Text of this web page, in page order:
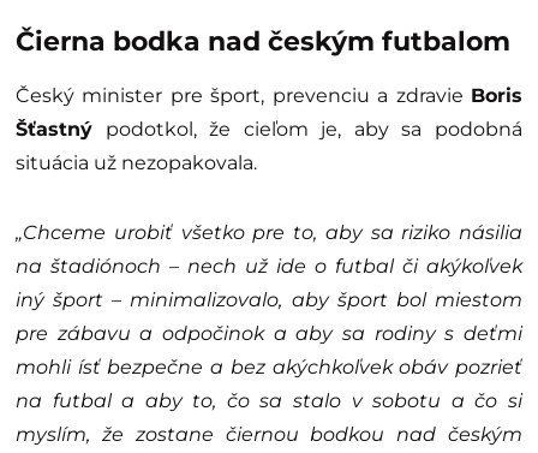
Čierna bodka nad českým futbalom
Český minister pre šport, prevenciu a zdravie Boris
Šťastný podotkol, že cieľom je, aby sa podobná
situácia už nezopakovala.
„Chceme urobiť všetko pre to, aby sa riziko násilia
na štadiónoch – nech už ide o futbal či akýkoľvek
iný šport – minimalizovalo, aby šport bol miestom
pre zábavu a odpočinok a aby sa rodiny s deťmi
mohli ísť bezpečne a bez akýchkoľvek obáv pozrieť
na futbal a aby to, čo sa stalo v sobotu a čo si
myslím, že zostane čiernou bodkou nad českým